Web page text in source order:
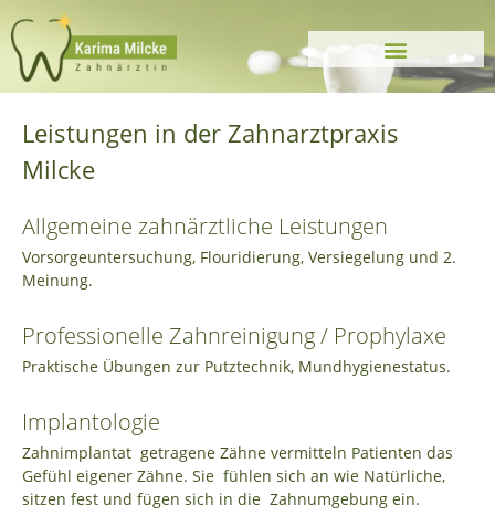
Leistungen in der Zahnarztpraxis
Milcke
Allgemeine zahnärztliche Leistungen
Vorsorgeuntersuchung, Flouridierung, Versiegelung und 2.
Meinung.
Professionelle Zahnreinigung / Prophylaxe
Praktische Übungen zur Putztechnik, Mundhygienestatus.
Implantologie
Zahnimplantat getragene Zähne vermitteln Patienten das
Gefühl eigener Zähne. Sie fühlen sich an wie Natürliche,
sitzen fest und fügen sich in die Zahnumgebung ein.